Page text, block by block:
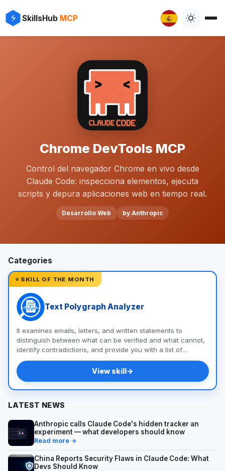
SkillsHub MCP
Chrome DevTools MCP
Control del navegador Chrome en vivo desde
Claude Code: inspecciona elementos, ejecuta
scripts y depura aplicaciones web en tiempo real.
Desarrollo Web by Anthropic
Categories
⭐ SKILL OF THE MONTH
Text Polygraph Analyzer
It examines emails, letters, and written statements to
distinguish between what can be verified and what cannot,
identify contradictions, and provide you with a list of
questions and documents to help you uncover the truth.
View skill→
LATEST NEWS
Anthropic calls Claude Code's hidden tracker an
experiment — what developers should know
Read more →
China Reports Security Flaws in Claude Code: What
Devs Should Know